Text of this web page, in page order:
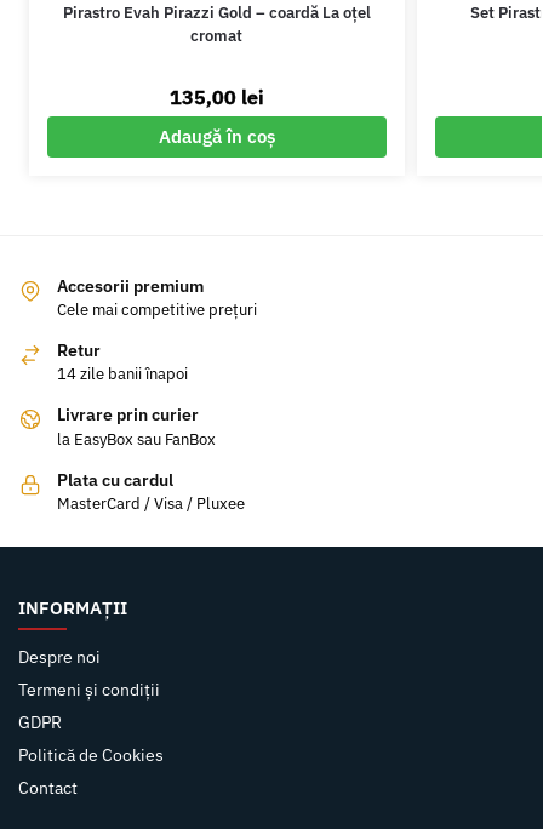
Pirastro Evah Pirazzi Gold – coardă La oțel
cromat
135,00 lei
Adaugă în coș
Set
Accesorii premium
Cele mai competitive prețuri
Retur
14 zile banii înapoi
Livrare prin curier
la EasyBox sau FanBox
Plata cu cardul
MasterCard / Visa / Pluxee
INFORMAȚII
Despre noi
Termeni și condiții
GDPR
Politică de Cookies
Contact